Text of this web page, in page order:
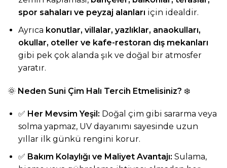
spor sahaları ve peyzaj alanları için idealdir.
Ayrıca konutlar, villalar, yazlıklar, anaokulları,
okullar, oteller ve kafe-restoran dış mekanları
gibi pek çok alanda şık ve doğal bir atmosfer
yaratır.
🌞 Neden Suni Çim Halı Tercih Etmelisiniz? ❄️
✅ Her Mevsim Yeşil: Doğal çim gibi sararma veya
solma yapmaz, UV dayanımı sayesinde uzun
yıllar ilk günkü rengini korur.
✅ Bakım Kolaylığı ve Maliyet Avantajı: Sulama,